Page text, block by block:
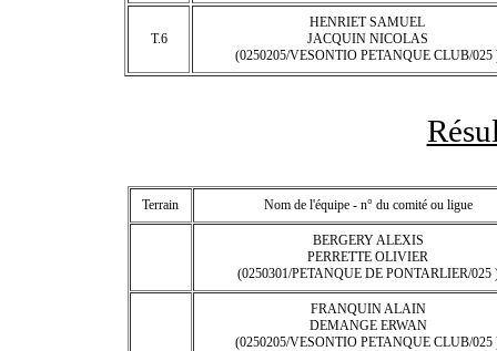
T.6
HENRIET SAMUEL
JACQUIN NICOLAS
(0250205/VESONTIO PETANQUE CLUB/025
Terrain Nom de l'équipe - n° du comité ou ligue
BERGERY ALEXIS
PERRETTE OLIVIER
(0250301/PETANQUE DE PONTARLIER/025
FRANQUIN ALAIN
DEMANGE ERWAN
(0250205/VESONTIO PETANQUE CLUB/025